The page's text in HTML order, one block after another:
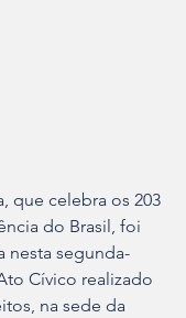
que celebra os 203
do Brasil, foi
nesta segunda-
Cívico realizado
na sede da